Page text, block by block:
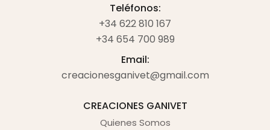
Teléfonos:
+34 622 810 167
+34 654 700 989
Email:
creacionesganivet@gmail.com
CREACIONES GANIVET
Quienes Somos